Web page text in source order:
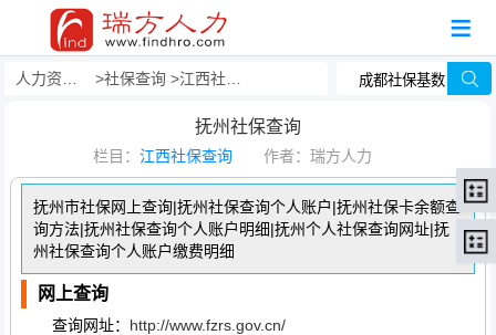
社保查询 江西社保查询
抚州社保查询
栏目： 江西社保查询 作者：瑞方人力
抚州市社保网上查询|抚州社保查询个人账户|抚州社保卡余额查
询方法|抚州社保查询个人账户明细|抚州个人社保查询网址|抚
州社保查询个人账户缴费明细
网上查询
查询网址： http://www.fzrs.gov.cn/